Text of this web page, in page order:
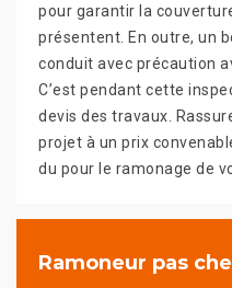
pour garantir la
présentent. En outre, un
conduit avec précaution
C’est pendant cette
devis des travaux.
projet à un prix
du pour le ramonage de
Ramoneur pas